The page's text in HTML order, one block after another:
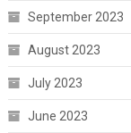
September 2023
August 2023
July 2023
June 2023